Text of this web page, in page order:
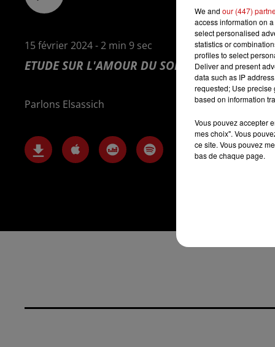
15 février 2024 - 2 min 9 sec
ETUDE SUR L'AMOUR DU SOIR 09/02/2024
Parlons Elsassich
We and our (447)
access information on
select personalised
statistics or
profiles to select
Deliver and present
data such as IP
requested; Use precise
based on information
Vous pouvez accepter
mes choix". Vous
ce site. Vous pouvez
bas de chaque page.